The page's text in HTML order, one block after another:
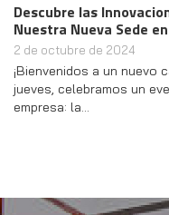
Descubre las
Nuestra Nueva Sede
2 de octubre de 2024
¡Bienvenidos a un nuevo
jueves, celebramos un
empresa: la…